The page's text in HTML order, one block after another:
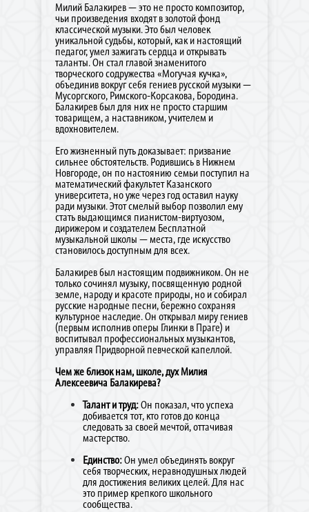
Милий Балакирев — это не просто композитор,
чьи произведения входят в золотой фонд
классической музыки. Это был человек
уникальной судьбы, который, как и настоящий
педагог, умел зажигать сердца и открывать
таланты. Он стал главой знаменитого
творческого содружества «Могучая кучка»,
объединив вокруг себя гениев русской музыки —
Мусоргского, Римского-Корсакова, Бородина.
Балакирев был для них не просто старшим
товарищем, а наставником, учителем и
вдохновителем.
Его жизненный путь доказывает: призвание
сильнее обстоятельств. Родившись в Нижнем
Новгороде, он по настоянию семьи поступил на
математический факультет Казанского
университета, но уже через год оставил науку
ради музыки. Этот смелый выбор позволил ему
стать выдающимся пианистом-виртуозом,
дирижером и создателем Бесплатной
музыкальной школы — места, где искусство
становилось доступным для всех.
Балакирев был настоящим подвижником. Он не
только сочинял музыку, посвященную родной
земле, народу и красоте природы, но и собирал
русские народные песни, бережно сохраняя
культурное наследие. Он открывал миру гениев
(первым исполнив оперы Глинки в Праге) и
воспитывал профессиональных музыкантов,
управляя Придворной певческой капеллой.
Чем же близок нам, школе, дух Милия
Алексеевича Балакирева?
Талант и труд:Он показал, что успеха
добивается тот, кто готов до конца
следовать за своей мечтой, оттачивая
мастерство.
Единство:Он умел объединять вокруг
себя творческих, неравнодушных людей
для достижения великих целей. Для нас
это пример крепкого школьного
сообщества.